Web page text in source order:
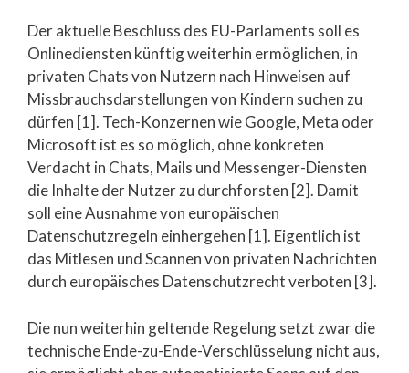
Der aktuelle Beschluss des EU-Parlaments soll es
Onlinediensten künftig weiterhin ermöglichen, in
privaten Chats von Nutzern nach Hinweisen auf
Missbrauchsdarstellungen von Kindern suchen zu
dürfen [1]. Tech-Konzernen wie Google, Meta oder
Microsoft ist es so möglich, ohne konkreten
Verdacht in Chats, Mails und Messenger-Diensten
die Inhalte der Nutzer zu durchforsten [2]. Damit
soll eine Ausnahme von europäischen
Datenschutzregeln einhergehen [1]. Eigentlich ist
das Mitlesen und Scannen von privaten Nachrichten
durch europäisches Datenschutzrecht verboten [3].
Die nun weiterhin geltende Regelung setzt zwar die
technische Ende-zu-Ende-Verschlüsselung nicht aus,